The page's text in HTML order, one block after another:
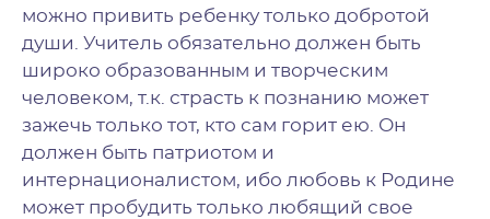
можно привить ребенку только добротой
души. Учитель обязательно должен быть
широко образованным и творческим
человеком, т.к. страсть к познанию может
зажечь только тот, кто сам горит ею. Он
должен быть патриотом и
интернационалистом, ибо любовь к Родине
может пробудить только любящий свое